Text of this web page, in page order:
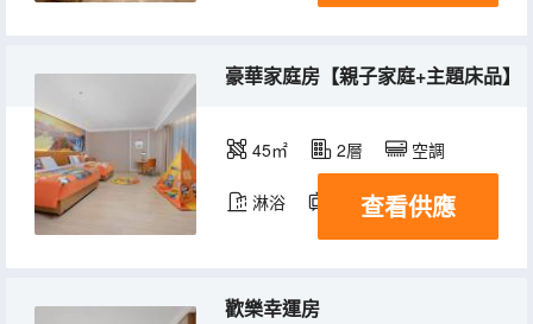
豪華家庭房【親子家庭+主題床品】
45㎡ 2層 空調
淋浴 電視機
查看供應
歡樂幸運房